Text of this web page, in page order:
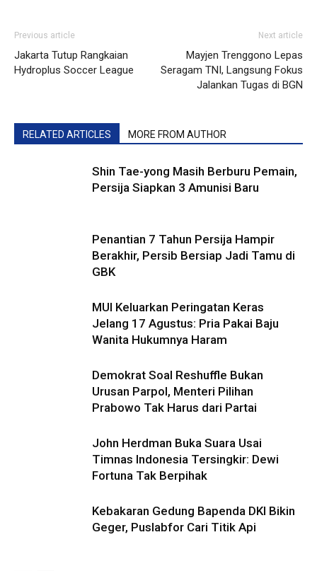
Previous article
Jakarta Tutup Rangkaian
Hydroplus Soccer League
Next article
Mayjen Trenggono Lepas
Seragam TNI, Langsung Fokus
Jalankan Tugas di BGN
RELATED ARTICLES MORE FROM AUTHOR
Shin Tae-yong Masih Berburu Pemain,
Persija Siapkan 3 Amunisi Baru
Penantian 7 Tahun Persija Hampir
Berakhir, Persib Bersiap Jadi Tamu di
GBK
MUI Keluarkan Peringatan Keras
Jelang 17 Agustus: Pria Pakai Baju
Wanita Hukumnya Haram
Demokrat Soal Reshuffle Bukan
Urusan Parpol, Menteri Pilihan
Prabowo Tak Harus dari Partai
John Herdman Buka Suara Usai
Timnas Indonesia Tersingkir: Dewi
Fortuna Tak Berpihak
Kebakaran Gedung Bapenda DKI Bikin
Geger, Puslabfor Cari Titik Api